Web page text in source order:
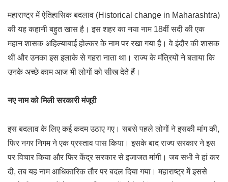
महाराष्ट्र में ऐतिहासिक बदलाव (Historical change in Maharashtra)
की यह कहानी बहुत खास है। इस शहर का नया नाम 18वीं सदी की एक
महान शासक अहिल्याबाई होल्कर के नाम पर रखा गया है। वे इंदौर की शासक
थीं और उनका इस इलाके से गहरा नाता था। राज्य के मंत्रियों ने बताया कि
उनके अच्छे काम आज भी लोगों को सीख देते हैं।
नए नाम को मिली सरकारी मंजूरी
इस बदलाव के लिए कई कदम उठाए गए। सबसे पहले लोगों ने इसकी मांग की,
फिर नगर निगम ने एक प्रस्ताव पास किया। इसके बाद राज्य सरकार ने इस
पर विचार किया और फिर केंद्र सरकार से इजाजत मांगी। जब सभी ने हां कर
दी, तब यह नाम आधिकारिक तौर पर बदल दिया गया। महाराष्ट्र में इससे